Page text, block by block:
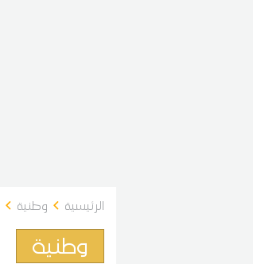
الرئيسية وطنية
وطنية